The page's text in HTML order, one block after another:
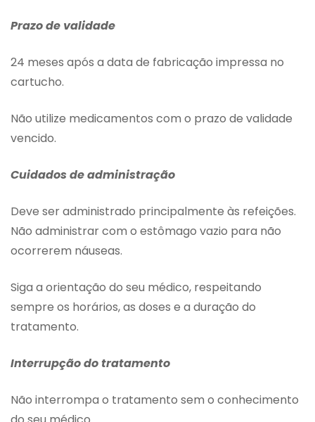
Prazo de validade
24 meses após a data de fabricação impressa no
cartucho.
Não utilize medicamentos com o prazo de validade
vencido.
Cuidados de administração
Deve ser administrado principalmente às refeições.
Não administrar com o estômago vazio para não
ocorrerem náuseas.
Siga a orientação do seu médico, respeitando
sempre os horários, as doses e a duração do
tratamento.
Interrupção do tratamento
Não interrompa o tratamento sem o conhecimento